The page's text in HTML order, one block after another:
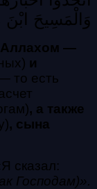
وَالْمَسِيحَ ابْنَ
Аллахом —
и
то есть
, а также
, сына
сказал:
Господам)».